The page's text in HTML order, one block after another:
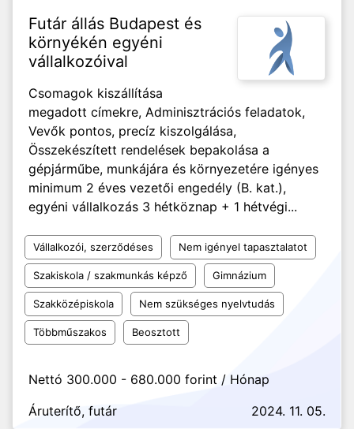
Futár állás Budapest és
környékén egyéni
vállalkozóival
Csomagok kiszállítása
megadott címekre, Adminisztrációs feladatok,
Vevők pontos, precíz kiszolgálása,
Összekészített rendelések bepakolása a
gépjárműbe, munkájára és környezetére igényes
minimum 2 éves vezetői engedély (B. kat.),
egyéni vállalkozás 3 hétköznap + 1 hétvégi...
Vállalkozói, szerződéses Nem igényel tapasztalatot
Szakiskola / szakmunkás képző Gimnázium
Szakközépiskola Nem szükséges nyelvtudás
Többműszakos Beosztott
Nettó 300.000 - 680.000 forint / Hónap
Áruterítő, futár
2024. 11. 05.